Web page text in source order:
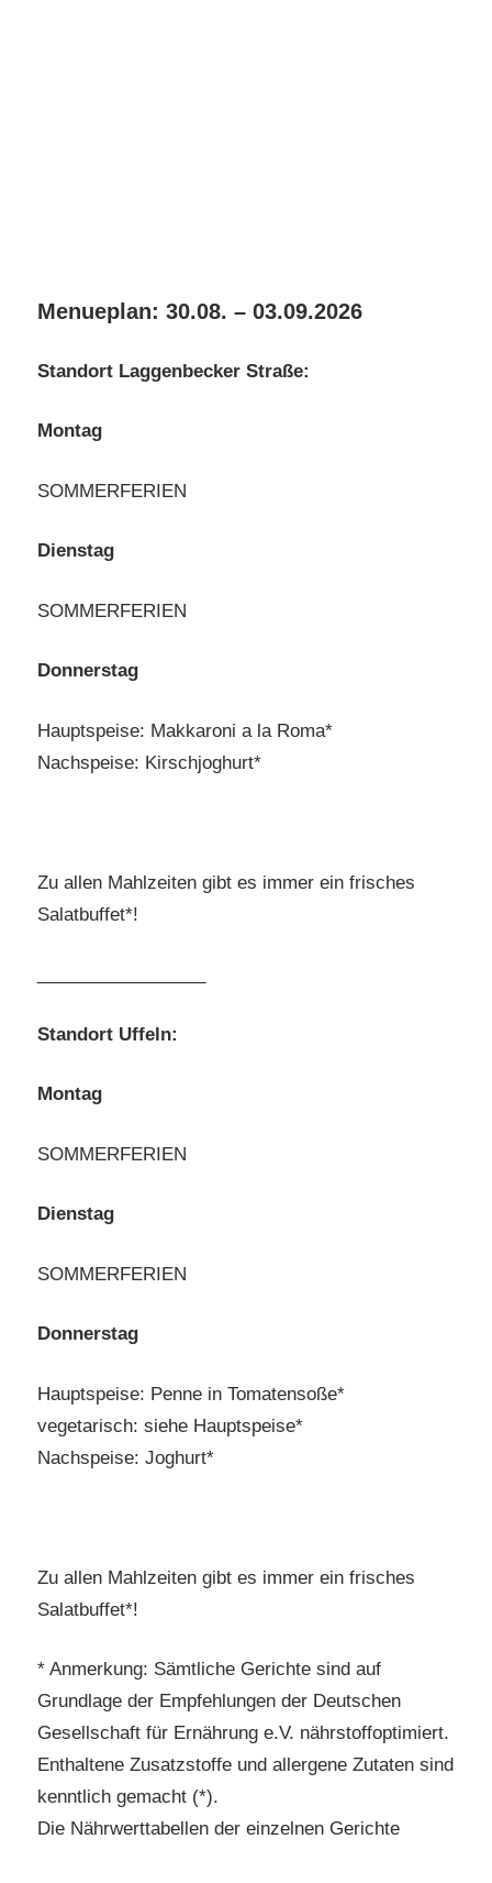
Menueplan: 30.08. – 03.09.2026
Standort Laggenbecker Straße:
Montag
SOMMERFERIEN
Dienstag
SOMMERFERIEN
Donnerstag
Hauptspeise: Makkaroni a la Roma*
Nachspeise: Kirschjoghurt*
Zu allen Mahlzeiten gibt es immer ein frisches
Salatbuffet*!
Standort Uffeln:
Montag
SOMMERFERIEN
Dienstag
SOMMERFERIEN
Donnerstag
Hauptspeise: Penne in Tomatensoße*
vegetarisch: siehe Hauptspeise*
Nachspeise: Joghurt*
Zu allen Mahlzeiten gibt es immer ein frisches
Salatbuffet*!
* Anmerkung: Sämtliche Gerichte sind auf
Grundlage der Empfehlungen der Deutschen
Gesellschaft für Ernährung e.V. nährstoffoptimiert.
Enthaltene Zusatzstoffe und allergene Zutaten sind
kenntlich gemacht (*).
Die Nährwerttabellen der einzelnen Gerichte